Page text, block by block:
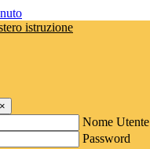
×
Nome Utente
Password